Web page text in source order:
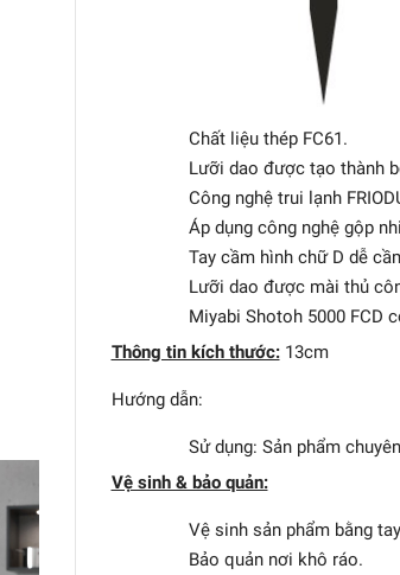
Chất liệu thép FC61.
Lưỡi dao được tạo thành
Công nghệ trui lạnh
Áp dụng công nghệ gộp
Tay cầm hình chữ D dễ
Lưỡi dao được mài thủ
Miyabi Shotoh 5000 FCD
Thông tin kích thước:13cm
Hướng dẫn:
Sử dụng: Sản phẩm
Vệ sinh & bảo quản:
Vệ sinh sản phẩm bằng
Bảo quản nơi khô ráo.
Dao Chef 4000FC MIYABI -
20cm
3.435.000₫